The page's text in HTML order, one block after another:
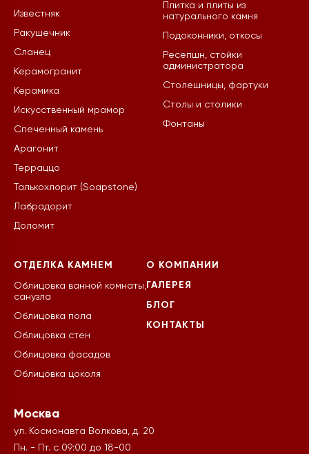
Известняк
Ракушечник
Сланец
Керамогранит
Керамика
Искусственный мрамор
Спеченный камень
Арагонит
Терраццо
Талькохлорит (Soapstone)
Лабрадорит
Доломит
Плитка и плиты из
натурального камня
Подоконники, откосы
Ресепшн, стойки
администратора
Столешницы, фартуки
Столы и столики
Фонтаны
ОТДЕЛКА КАМНЕМ
Облицовка ванной комнаты,
санузла
Облицовка пола
Облицовка стен
Облицовка фасадов
Облицовка цоколя
О КОМПАНИИ
ГАЛЕРЕЯ
БЛОГ
КОНТАКТЫ
Москва
ул. Космонавта Волкова, д. 20
Пн. - Пт. с 09:00 до 18-00